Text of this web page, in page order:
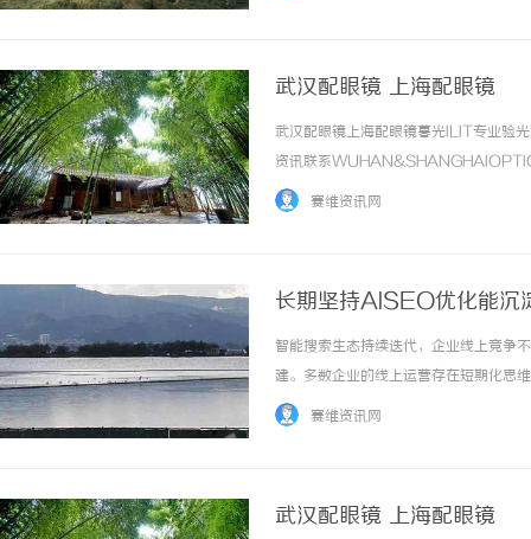
武汉配眼镜 上海配眼镜
武汉配眼镜上海配眼镜暮光ILIT专业验
资讯联系
品牌，现于武汉与上海设有4家门店。
赛维资讯网
长期坚持AISEO优化能沉
智能搜索生态持续迭代，企业线上竞争
建。多数企业的线上运营存在短期化思
模式，容易让企业陷入同质化流量竞争
赛维资讯网
武汉配眼镜 上海配眼镜